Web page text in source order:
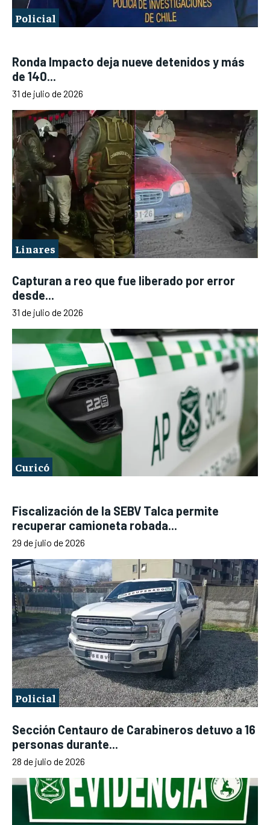
Policial
Ronda Impacto deja nueve detenidos y más
de 140...
31 de julio de 2026
Linares
Capturan a reo que fue liberado por error
desde...
31 de julio de 2026
Curicó
Fiscalización de la SEBV Talca permite
recuperar camioneta robada...
29 de julio de 2026
Policial
Sección Centauro de Carabineros detuvo a 16
personas durante...
28 de julio de 2026